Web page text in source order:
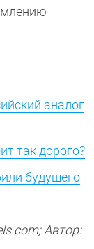
аналог
так дорого?
будущего
Автор: